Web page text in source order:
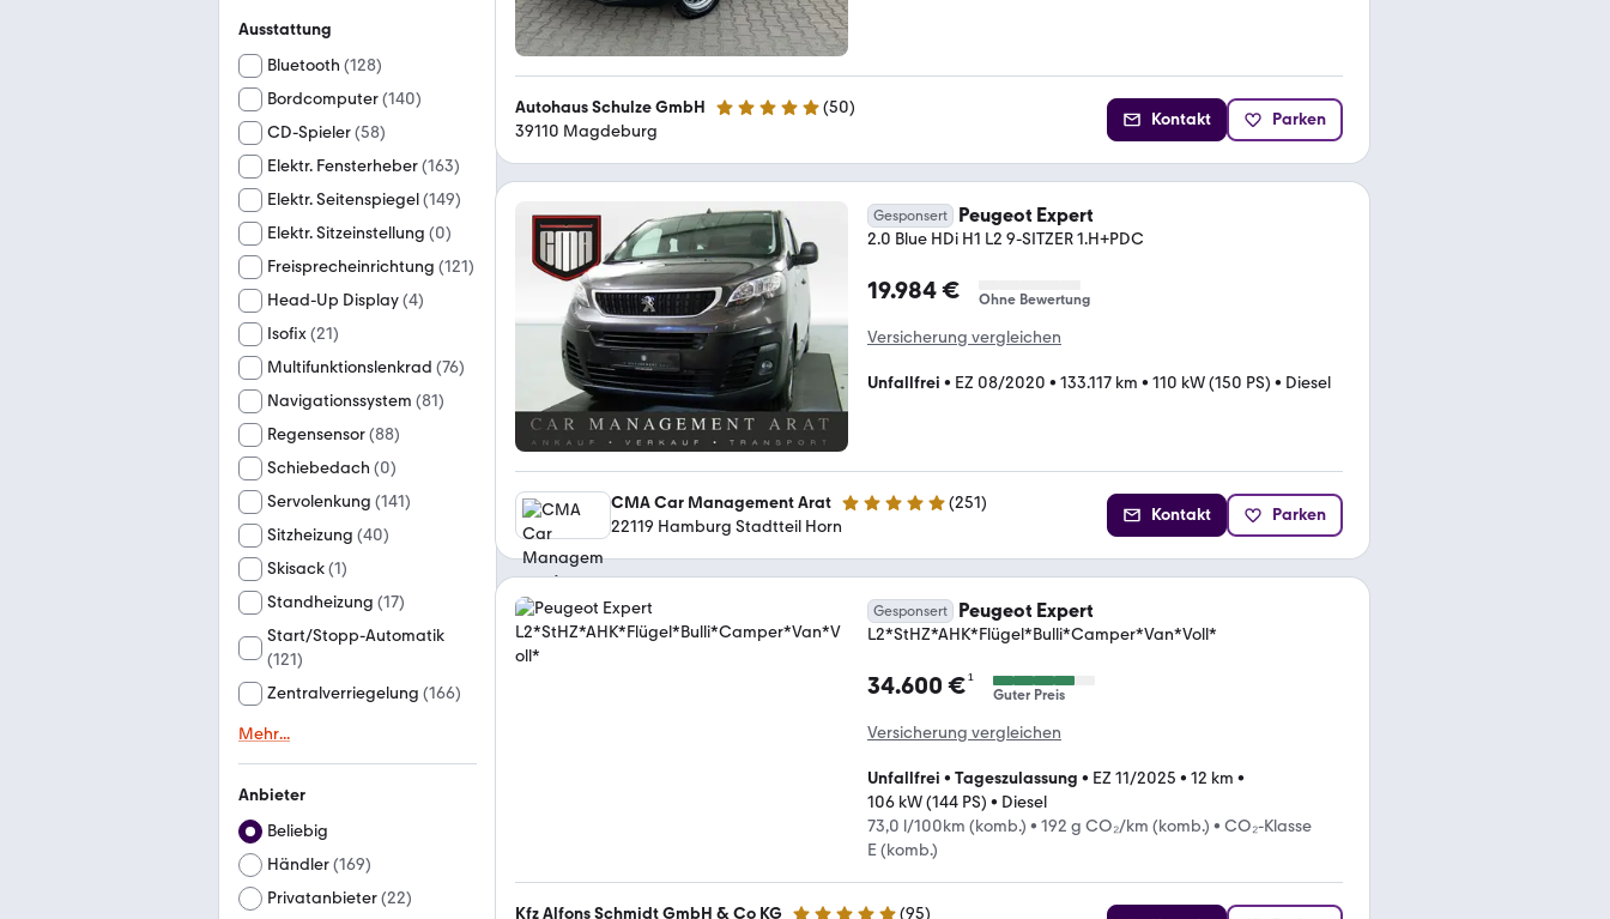
Ausstattung
Bluetooth (128)
Bordcomputer(140)
CD-Spieler(58)
Elektr. Fensterheber(163)
Elektr. Seitenspiegel(149)
Elektr. Sitzeinstellung (0)
Freisprecheinrichtung (121)
Head-Up Display(4)
Isofix(21)
Multifunktionslenkrad (76)
Navigationssystem (81)
Regensensor(88)
Schiebedach (0)
Servolenkung (141)
Sitzheizung (40)
Skisack(1)
Standheizung (17)
Start/Stopp-Automatik
(121)
Zentralverriegelung (166)
Mehr...
Anbieter
Beliebig
Händler(169)
Privatanbieter(22)
Autohaus Schulze GmbH 4.8 Sterne (50)
39110 Magdeburg
Kontakt Parken
Gesponsert Peugeot Expert
2.0 Blue HDi H1 L2 9-SITZER 1.H+PDC
19.984 € Ohne Bewertung
Versicherung vergleichen
Unfallfrei • EZ 08/2020 • 133.117 km • 110 kW (150 PS) • Diesel
CMA Car Management Arat 4.9 Sterne (251)
22119 Hamburg Stadtteil Horn
Kontakt Parken
Gesponsert Peugeot Expert
L2*StHZ*AHK*Flügel*Bulli*Camper*Van*Voll*
34.600 €¹
Guter Preis
Versicherung vergleichen
Unfallfrei • Tageszulassung • EZ 11/2025 • 12 km •
106 kW (144 PS) • Diesel
73,0 l/100km (komb.) • 192 g CO₂/km (komb.) • CO₂-Klasse
E (komb.)
Kfz Alfons Schmidt GmbH & Co KG (95)